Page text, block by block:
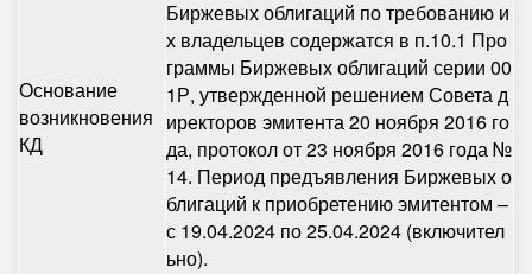
Основание
возникновения
КД
Биржевых облигаций по требованию и
х владельцев содержатся в п.10.1 Про
граммы Биржевых облигаций серии 00
1Р, утвержденной решением Совета д
иректоров эмитента 20 ноября 2016 го
да, протокол от 23 ноября 2016 года №
14. Период предъявления Биржевых о
блигаций к приобретению эмитентом –
с 19.04.2024 по 25.04.2024 (включител
ьно).